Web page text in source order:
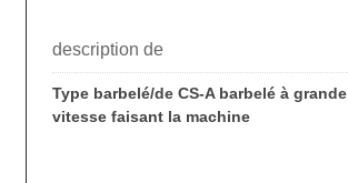
description de
Type barbelé/de CS-A barbelé à grande
vitesse faisant la machine